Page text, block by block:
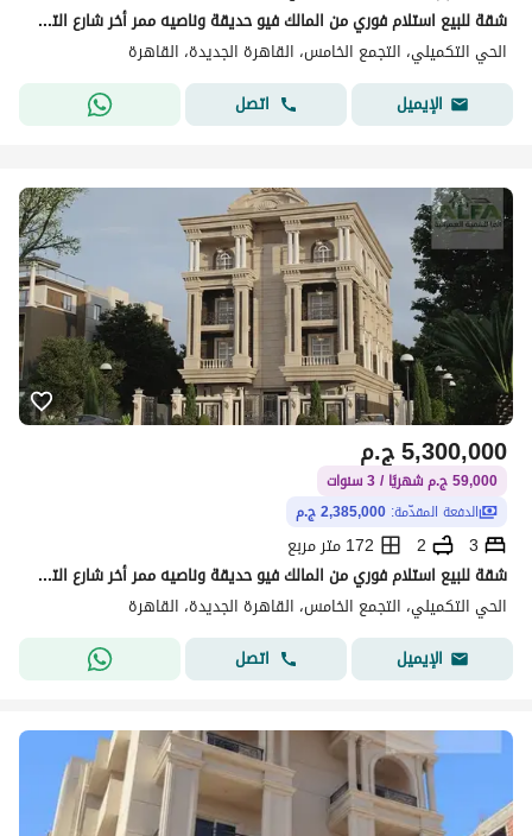
شقة للبيع استلام فوري من المالك فيو حديقة وناصيه ممر أخر شارع التسعين الشمالي تقسيط علي 3 سنوات
الحي التكميلي، التجمع الخامس، القاهرة الجديدة، القاهرة
الإيميل
اتصل
ج.م5,300,000
59,000 ج.م شهريًا / 3 سنوات
الدفعة المقدّمة: 2,385,000 ج.م
3
2
172 متر مربع
شقة للبيع استلام فوري من المالك فيو حديقة وناصيه ممر أخر شارع التسعين الشمالي تقسيط علي 3 سنوات
الحي التكميلي، التجمع الخامس، القاهرة الجديدة، القاهرة
الإيميل
اتصل